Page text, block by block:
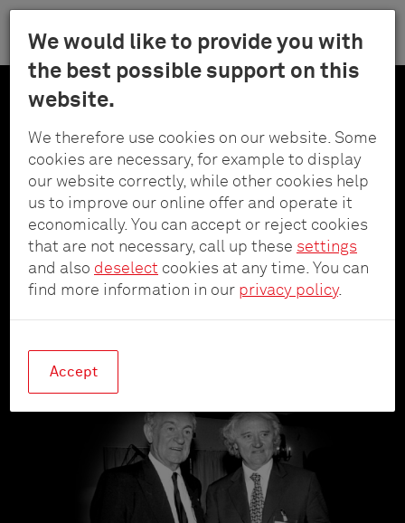
We would like to provide you with
the best possible support on this
website.
We therefore use cookies on our website. Some
cookies are necessary, for example to display
our website correctly, while other cookies help
us to improve our online offer and operate it
economically. You can accept or reject cookies
that are not necessary, call up these settings
and also deselect cookies at any time. You can
find more information in our privacy policy.
Accept
principale
Menu
Schulte
-
GmbH
&
Co.
KG
Forza innovativa dal
1964
Nel 1964 Schulte - Elektrotechnik è diventata,
grazie allo sviluppo di innovativi interruttori
differenziali, il punto di riferimento per
concetti di sicurezza integrati per dispositivi
elettrici. Da allora è successo tanto.